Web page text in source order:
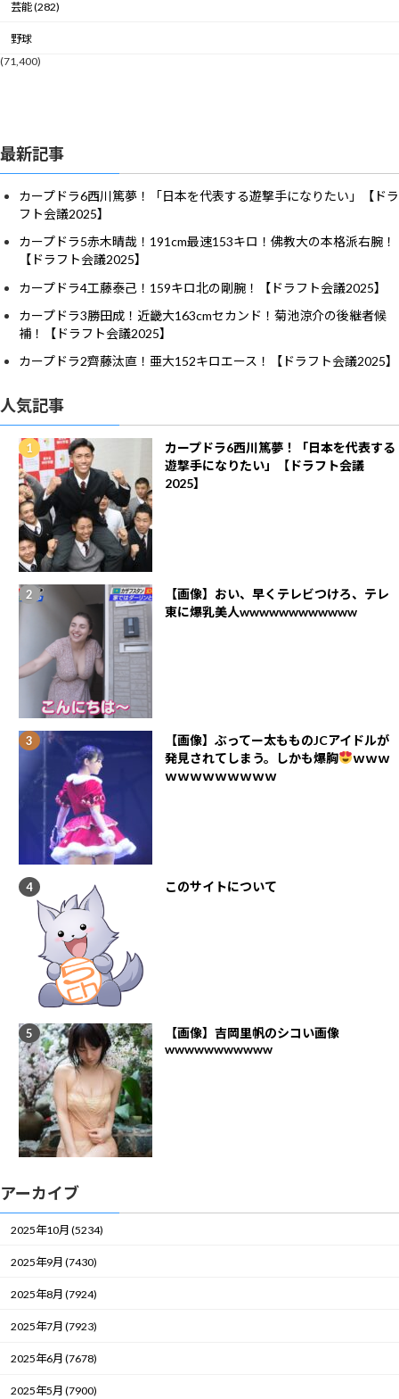
芸能 (282)
野球
(71,400)
最新記事
カープドラ6西川篤夢！「日本を代表する遊撃手になりたい」【ドラ
フト会議2025】
カープドラ5赤木晴哉！191cm最速153キロ！佛教大の本格派右腕！
【ドラフト会議2025】
カープドラ4工藤泰己！159キロ北の剛腕！【ドラフト会議2025】
カープドラ3勝田成！近畿大163cmセカンド！菊池涼介の後継者候
補！【ドラフト会議2025】
カープドラ2齊藤汰直！亜大152キロエース！【ドラフト会議2025】
人気記事
カープドラ6西川篤夢！「日本を代表する
遊撃手になりたい」【ドラフト会議
2025】
【画像】おい、早くテレビつけろ、テレ
東に爆乳美人wwwwwwwwwwww
【画像】ぶってー太もものJCアイドルが
発見されてしまう。しかも爆胸
ｗｗｗ
ｗｗｗｗｗｗｗｗｗ
このサイトについて
【画像】吉岡里帆のシコい画像
wwwwwwwwwww
アーカイブ
2025年10月 (5234)
2025年9月 (7430)
2025年8月 (7924)
2025年7月 (7923)
2025年6月 (7678)
2025年5月 (7900)